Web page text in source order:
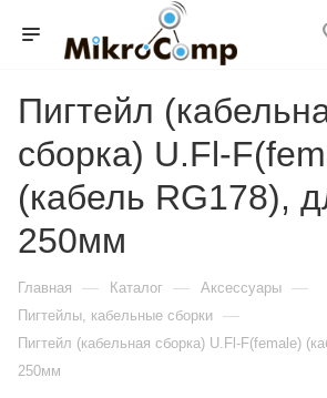
Пигтейл
сборка) U.Fl-
(кабель RG178),
250мм
Главная — Каталог — Аксессуары —
Пигтейлы, кабельные сборки —
Пигтейл (кабельная сборка) U.Fl-F(female)
250мм